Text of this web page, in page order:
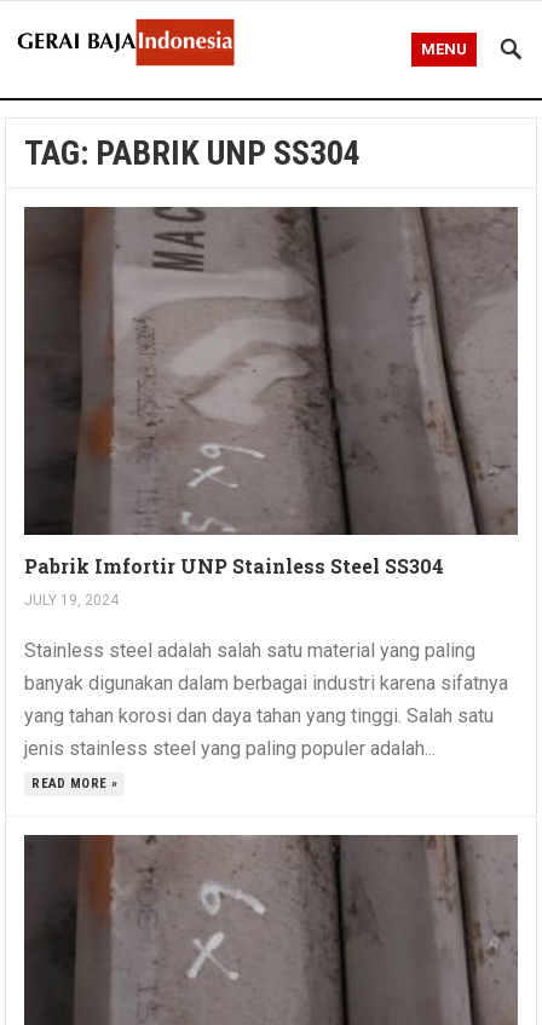
MENU
TAG: PABRIK UNP SS304
Pabrik Imfortir UNP Stainless Steel SS304
JULY 19, 2024
Stainless steel adalah salah satu material yang paling
banyak digunakan dalam berbagai industri karena sifatnya
yang tahan korosi dan daya tahan yang tinggi. Salah satu
jenis stainless steel yang paling populer adalah...
READ MORE »